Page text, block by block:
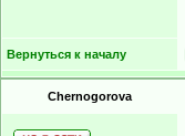
Вернуться к началу
Chernogorova